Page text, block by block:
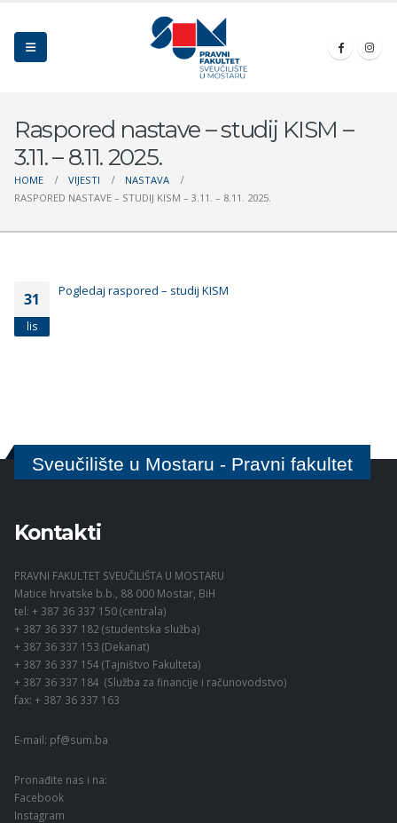
Raspored nastave – studij KISM –
3.11. – 8.11. 2025.
HOME VIJESTI
NASTAVA
RASPORED NASTAVE – STUDIJ KISM – 3.11. – 8.11. 2025.
31
lis
Pogledaj raspored – studij KISM
Sveučilište u Mostaru - Pravni fakultet
Kontakti
PRAVNI FAKULTET SVEUČILIŠTA U MOSTARU
Matice hrvatske b.b., 88 000 Mostar, BiH
tel: + 387 36 337 150 (centrala)
+ 387 36 337 182 (studentska služba)
+ 387 36 337 153 (Dekanat)
+ 387 36 337 154 (Tajništvo Fakulteta)
+ 387 36 337 184 (Služba za financije i računovodstvo)
fax: + 387 36 337 163
E-mail: pf@sum.ba
Pronađite nas i na:
Facebook
Instagram